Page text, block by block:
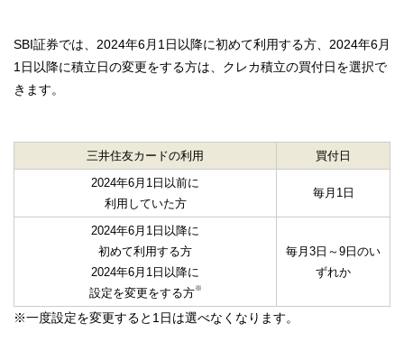
SBI証券では、2024年6月1日以降に初めて利用する方、2024年6月
1日以降に積立日の変更をする方は、クレカ積立の買付日を選択で
きます。
三井住友カードの利用
買付日
2024年6月1日以前に
利用していた方
毎月1日
2024年6月1日以降に
初めて利用する方
2024年6月1日以降に
設定を変更をする方※
毎月3日～9日のい
ずれか
※一度設定を変更すると1日は選べなくなります。